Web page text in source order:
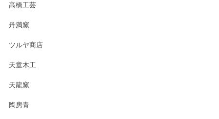
高橋工芸
丹満窯
ツルヤ商店
天童木工
天龍窯
陶房青